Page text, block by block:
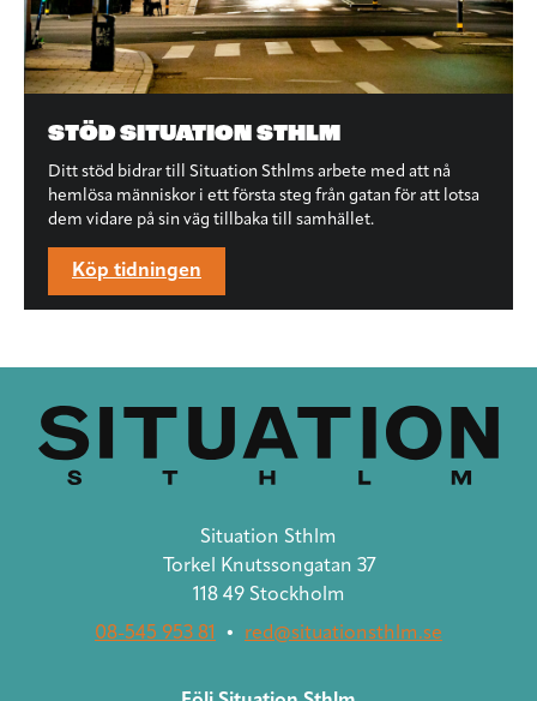
STÖD SITUATION STHLM
Ditt stöd bidrar till Situation Sthlms arbete med att nå
hemlösa människor i ett första steg från gatan för att lotsa
dem vidare på sin väg tillbaka till samhället.
Köp tidningen
Situation Sthlm
Torkel Knutssongatan 37
118 49 Stockholm
08-545 953 81
• red@situationsthlm.se